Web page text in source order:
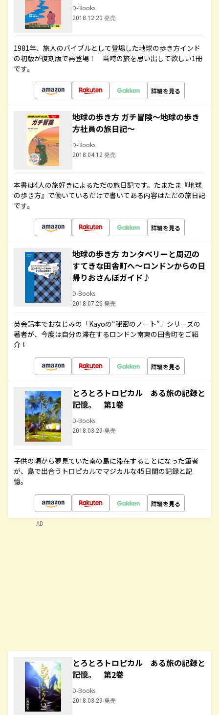
D-Books
2018.12.20 発売
1981年、旅人のバイブルとして登場した地球の歩き方インド
の初版が復刻版で再登場！ 当時の旅を思い出して欲しい1冊
です。
詳細を見る
地球の歩き方 ガチ冒険～地球の歩き
方社員の旅日記～
D-Books
2018.04.12 発売
本書は4人の旅好きによるただの旅日記です。たまたま『地球
の歩き方』で働いているだけで書いてある内容はただの旅日記
です。
詳細を見る
地球の歩き方 カンタベリーと周辺の
すてきな田舎町へ～ロンドンからの日
帰りおさんぽガイド♪
D-Books
2018.07.26 発売
英会話本でおなじみの「Kayoの“秘密のノート”」シリーズの
著者が、今度は自分の滞在するロンドン南東の田舎町をご紹
介！
詳細を見る
とろとろトロピカル ある旅の記録と
記憶。 第1巻
D-Books
2018.03.29 発売
子供の頃から夢見ていた南の島に滞在することになった筆者
が、島で出合うトロピカルでマジカルな45日間の記録と記
憶。
詳細を見る
とろとろトロピカル ある旅の記録と
記憶。 第2巻
D-Books
2018.03.29 発売
AD